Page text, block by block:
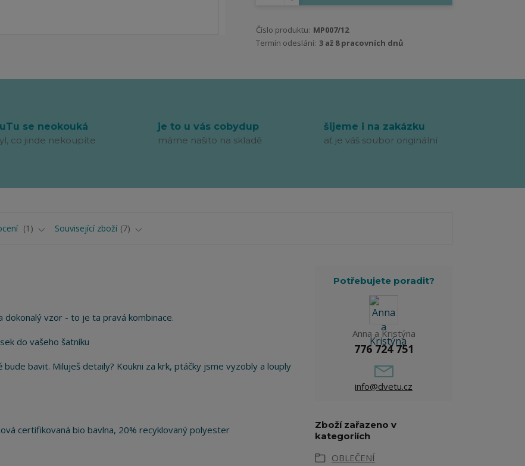
Číslo produktu: MP007/12
Termín odeslání: 3 až 8 pracovních dnů
se neokouká
co jinde nekoupíte
je to u vás cobydup
máme našito na skladě
šijeme i na zakázku
ať je váš soubor originální
1 Související zboží 7
dokonalý vzor - to je ta pravá kombinace.
do vašeho šatníku
bavit. Miluješ detaily? Koukni za krk, ptáčky jsme vyzobly a louply
certifikovaná bio bavlna, 20% recyklovaný polyester
Potřebujete poradit?
Anna a Kristýna
776 724 751
info@dvetu.cz
Zboží zařazeno v
kategoriích
OBLEČENÍ